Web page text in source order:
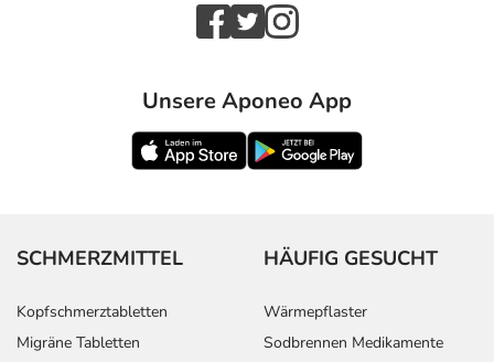
Unsere Aponeo App
SCHMERZMITTEL
Kopfschmerztabletten
Migräne Tabletten
HÄUFIG GESUCHT
Wärmepflaster
Sodbrennen Medikamente